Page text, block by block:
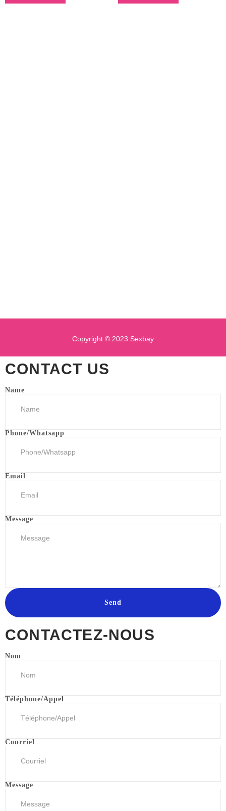
Copyright © 2023 Sexbay
CONTACT US
Name
Phone/Whatsapp
Email
Message
Send
CONTACTEZ-NOUS
Nom
Téléphone/Appel
Courriel
Message